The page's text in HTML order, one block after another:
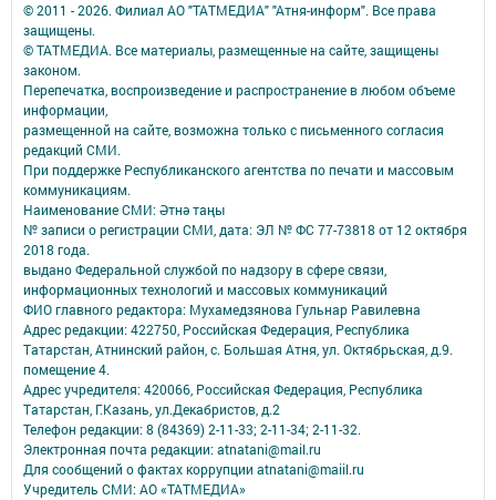
© 2011 - 2026. Филиал АО "ТАТМЕДИА" "Атня-информ". Все права
защищены.
© ТАТМЕДИА. Все материалы, размещенные на сайте, защищены
законом.
Перепечатка, воспроизведение и распространение в любом объеме
информации,
размещенной на сайте, возможна только с письменного согласия
редакций СМИ.
При поддержке Республиканского агентства по печати и массовым
коммуникациям.
Наименование СМИ: Әтнә таңы
№ записи о регистрации СМИ, дата: ЭЛ № ФС 77-73818 от 12 октября
2018 года.
выдано Федеральной службой по надзору в сфере связи,
информационных технологий и массовых коммуникаций
ФИО главного редактора: Мухамедзянова Гульнар Равилевна
Адрес редакции: 422750, Российская Федерация, Республика
Татарстан, Атнинский район, с. Большая Атня, ул. Октябрьская, д.9.
помещение 4.
Адрес учредителя: 420066, Российская Федерация, Республика
Татарстан, Г.Казань, ул.Декабристов, д.2
Телефон редакции: 8 (84369) 2-11-33; 2-11-34; 2-11-32.
Электронная почта редакции: atnatani@mail.ru
Для сообщений о фактах коррупции atnatani@maiil.ru
Учредитель СМИ: АО «ТАТМЕДИА»